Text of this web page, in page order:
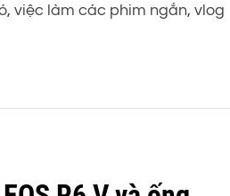
việc làm các phim ngắn, vlog